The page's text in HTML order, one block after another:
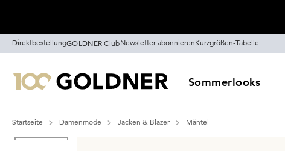
DirektbestellungGOLDNER ClubNewsletter abonnierenKurzgrößen-Tabelle
Sommerlooks
Startseite Damenmode Jacken & Blazer
Mäntel